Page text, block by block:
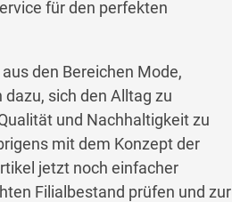
für den perfekten
aus den Bereichen Mode,
sich den Alltag zu
und Nachhaltigkeit zu
mit dem Konzept der
jetzt noch einfacher
Filialbestand prüfen und zur